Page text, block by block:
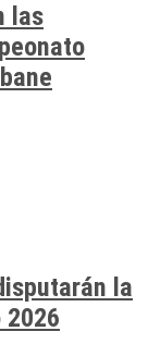
las
la